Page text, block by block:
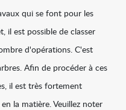
qui se font pour les
il est possible de classer
d'opérations. C'est
Afin de procéder à ces
il est très fortement
la matière. Veuillez noter